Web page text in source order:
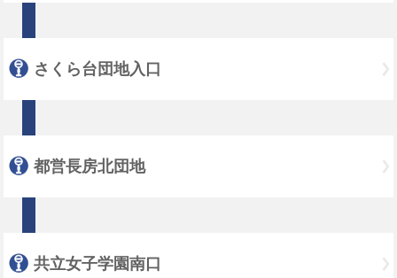
さくら台団地入口
都営長房北団地
共立女子学園南口